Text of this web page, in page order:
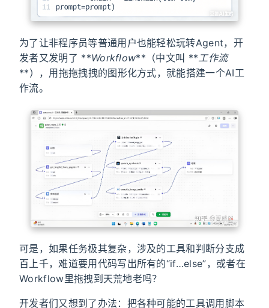
为了让非程序员等普通用户也能轻松玩转Agent，开
发者又发明了 **Workflow**（中文叫 **工作流
**），用拖拖拽拽的图形化方式，就能搭建一个AI工
作流。
可是，如果任务极其复杂，涉及的工具和判断分支成
百上千，难道要用代码写出所有的“if…else”，或者在
Workflow里拖拽到天荒地老吗？
开发者们又想到了办法：把各种可能的工具调用脚本